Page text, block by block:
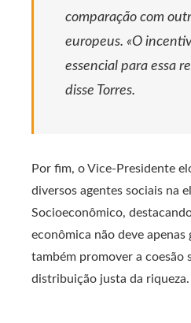
comparação com
europeus. «O
essencial para essa
disse Torres.
Por fim, o Vice-Presidente
diversos agentes sociais na
Socioeconômico,
econômica não deve
também promover a coesão
distribuição justa da riqueza.